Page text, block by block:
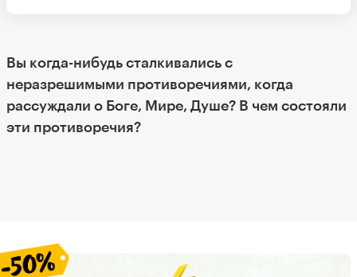
Вы когда-нибудь сталкивались с
неразрешимыми противоречиями, когда
рассуждали о Боге, Мире, Душе? В чем состояли
эти противоречия?